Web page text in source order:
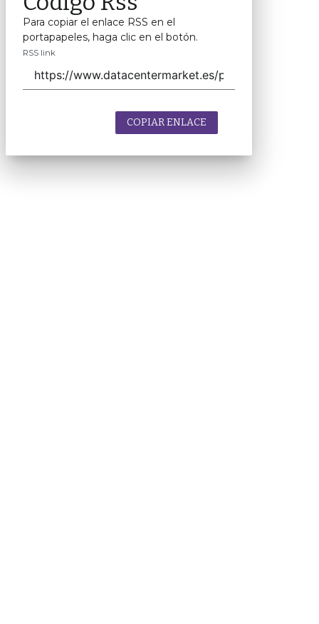
Para copiar el enlace RSS en el
portapapeles, haga clic en el botón.
RSS link
COPIAR ENLACE